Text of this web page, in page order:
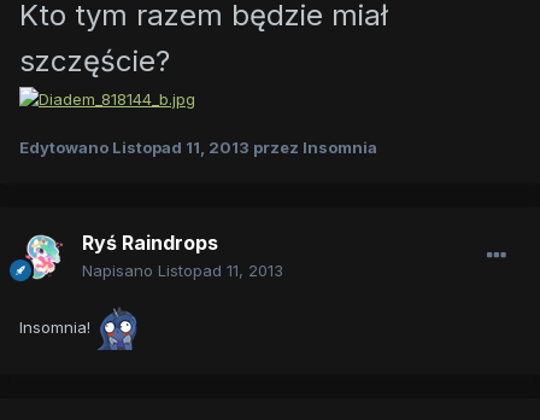
Kto tym razem będzie miał
szczęście?
Edytowano Listopad 11, 2013 przez Insomnia
Ryś Raindrops
Napisano Listopad 11, 2013
Insomnia!